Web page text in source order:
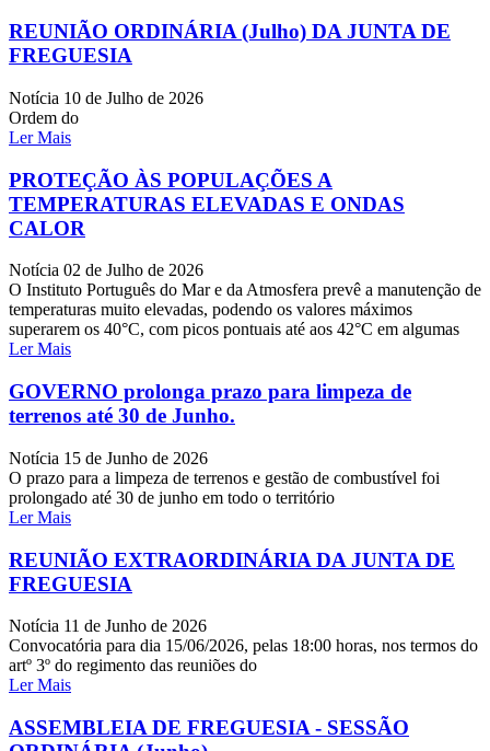
REUNIÃO ORDINÁRIA (Julho) DA JUNTA DE
FREGUESIA
Notícia 10 de Julho de 2026
Ordem do
Ler Mais
PROTEÇÃO ÀS POPULAÇÕES A
TEMPERATURAS ELEVADAS E ONDAS
CALOR
Notícia 02 de Julho de 2026
O Instituto Português do Mar e da Atmosfera prevê a manutenção de
temperaturas muito elevadas, podendo os valores máximos
superarem os 40°C, com picos pontuais até aos 42°C em algumas
Ler Mais
GOVERNO prolonga prazo para limpeza de
terrenos até 30 de Junho.
Notícia 15 de Junho de 2026
O prazo para a limpeza de terrenos e gestão de combustível foi
prolongado até 30 de junho em todo o território
Ler Mais
REUNIÃO EXTRAORDINÁRIA DA JUNTA DE
FREGUESIA
Notícia 11 de Junho de 2026
Convocatória para dia 15/06/2026, pelas 18:00 horas, nos termos do
artº 3º do regimento das reuniões do
Ler Mais
ASSEMBLEIA DE FREGUESIA - SESSÃO